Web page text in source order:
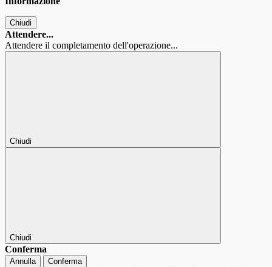
Chiudi
Attendere...
Attendere il completamento dell'operazione...
Chiudi
Chiudi
Conferma
Annulla Conferma